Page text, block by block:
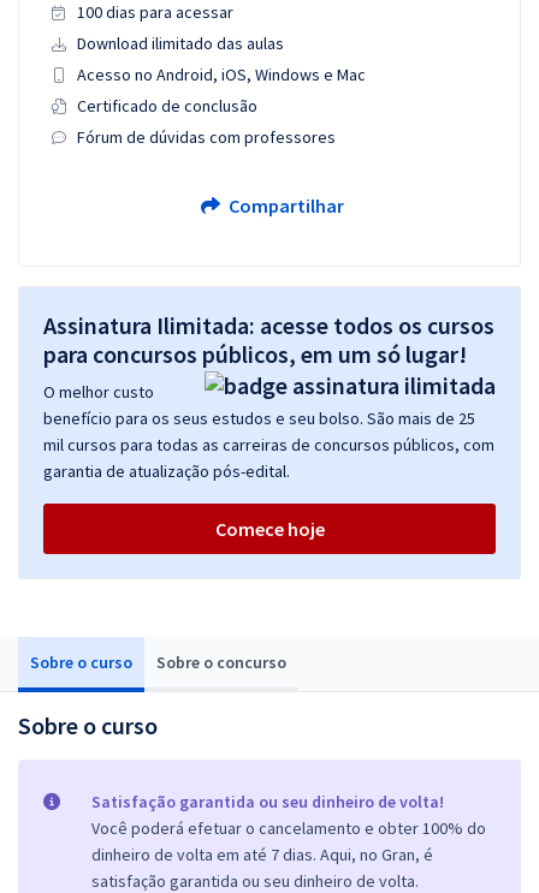
Sobre o curso Sobre o concurso
Sobre o curso
Satisfação garantida ou seu dinheiro de volta!
Você poderá efetuar o cancelamento e obter 100% do
dinheiro de volta em até 7 dias. Aqui, no Gran, é
satisfação garantida ou seu dinheiro de volta.
100 dias para acessar
Download ilimitado das aulas
Acesso no Android, iOS, Windows e Mac
Certificado de conclusão
Fórum de dúvidas com professores
Compartilhar
Assinatura Ilimitada: acesse todos os cursos
para concursos públicos, em um só lugar!
O melhor custo
benefício para os seus estudos e seu bolso. São mais de 25
mil cursos para todas as carreiras de concursos públicos, com
garantia de atualização pós-edital.
Comece hoje